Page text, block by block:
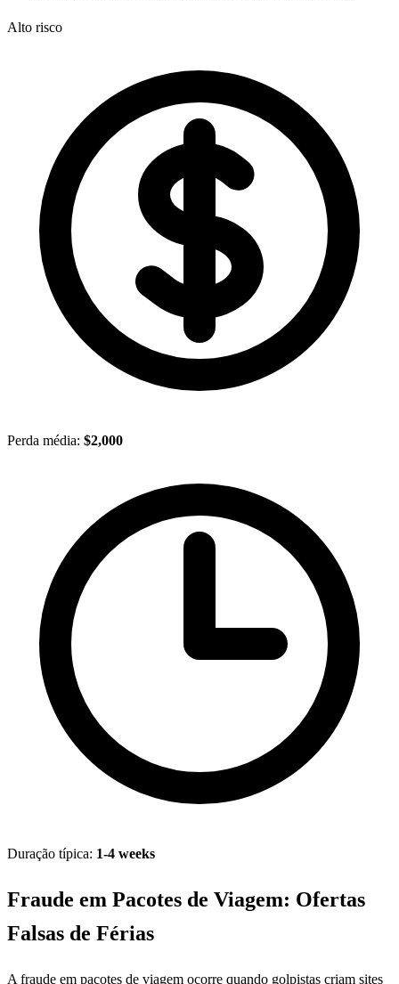
Alto risco
Perda média: $2,000
Duração típica: 1-4 weeks
Fraude em Pacotes de Viagem: Ofertas
Falsas de Férias
A fraude em pacotes de viagem ocorre quando golpistas criam sites